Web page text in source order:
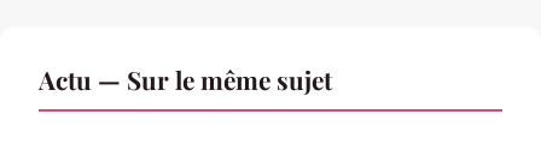
Actu — Sur le même sujet